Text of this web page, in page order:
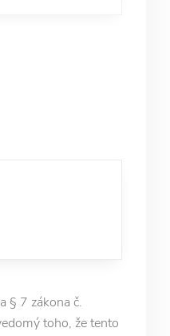
§ 7 zákona č.
toho, že tento